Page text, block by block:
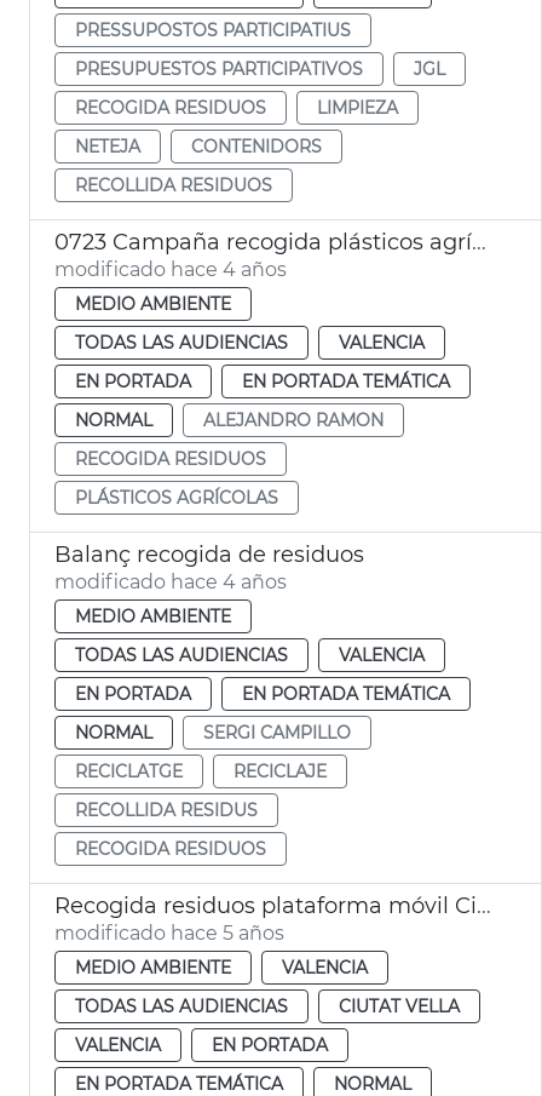
PRESSUPOSTOS PARTICIPATIUS
PRESUPUESTOS PARTICIPATIVOS
JGL
RECOGIDA RESIDUOS
LIMPIEZA
NETEJA
CONTENIDORS
RECOLLIDA RESIDUOS
0723 Campaña recogida plásticos agrícolas
modificado hace 4 años
MEDIO AMBIENTE
TODAS LAS AUDIENCIAS
VALENCIA
EN PORTADA
EN PORTADA TEMÁTICA
NORMAL
ALEJANDRO RAMON
RECOGIDA RESIDUOS
PLÁSTICOS AGRÍCOLAS
Balanç recogida de residuos
modificado hace 4 años
MEDIO AMBIENTE
TODAS LAS AUDIENCIAS
VALENCIA
EN PORTADA
EN PORTADA TEMÁTICA
NORMAL
SERGI CAMPILLO
RECICLATGE
RECICLAJE
RECOLLIDA RESIDUS
RECOGIDA RESIDUOS
Recogida residuos plataforma móvil Ciutat Vella Nord
modificado hace 5 años
MEDIO AMBIENTE
VALENCIA
TODAS LAS AUDIENCIAS
CIUTAT VELLA
VALENCIA
EN PORTADA
EN PORTADA TEMÁTICA
NORMAL